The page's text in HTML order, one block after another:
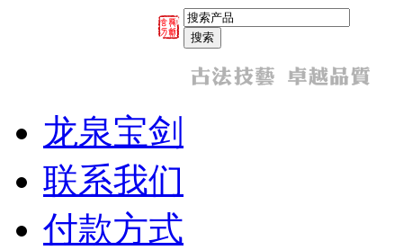
龙泉宝剑
联系我们
付款方式